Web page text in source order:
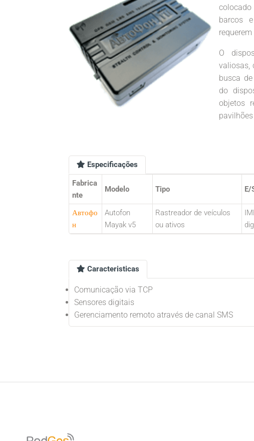
barcos
O
valiosas,
busca
do
objetos
Especificações
Fabrica
nte
Modelo Tipo E/
Автофо
н
Autofon
Mayak v5
Rastreador de veículos
ou ativos
Caracteristicas
Comunicação via TCP
Sensores digitais
Gerenciamento remoto através de canal SMS